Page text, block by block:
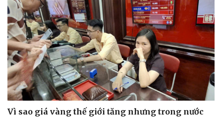
Văn hóa
Sân khấu - Điện ảnh
Văn học
Âm nhạc
Giải trí
Nghệ sĩ
Thời trang
Sao Việt
Vì sao giá vàng thế giới tăng nhưng trong nước